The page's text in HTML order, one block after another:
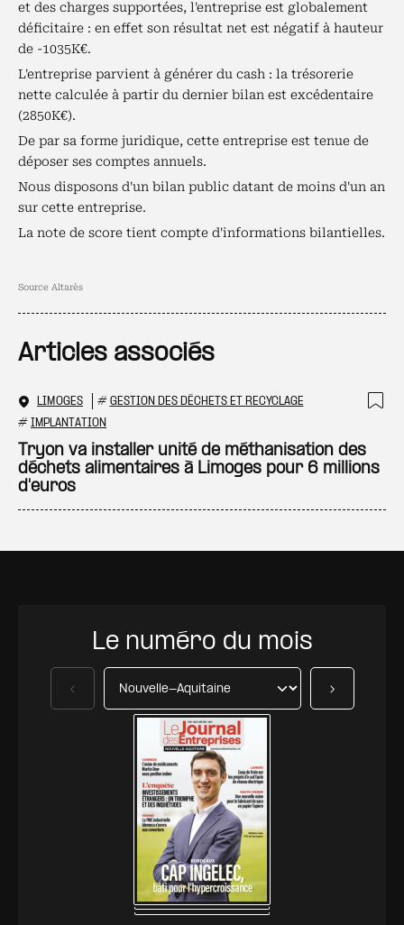
et des charges supportées, l'entreprise est globalement
déficitaire : en effet son résultat net est négatif à hauteur
de -1035K€.
L'entreprise parvient à générer du cash : la trésorerie
nette calculée à partir du dernier bilan est excédentaire
(2850K€).
De par sa forme juridique, cette entreprise est tenue de
déposer ses comptes annuels.
Nous disposons d'un bilan public datant de moins d'un an
sur cette entreprise.
La note de score tient compte d'informations bilantielles.
Source Altarès
Articles associés
LIMOGES # GESTION DES DÉCHETS ET RECYCLAGE
# IMPLANTATION
Tryon va installer unité de méthanisation des
déchets alimentaires à Limoges pour 6 millions
d'euros
Le numéro du mois
Précédent Suivant